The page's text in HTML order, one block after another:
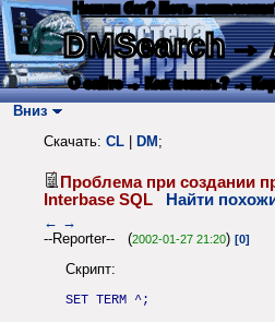
Нашли баг? Есть
DMSearch→
О сайте → Как искать? →
Вниз
Скачать: CL DM ;
Проблема при создании
Interbase SQL
Найти
← →
--Reporter-- (2002-01-27 21:20) [0]
Скрипт:
SET TERM ^;